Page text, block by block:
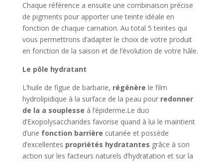
Chaque référence a ensuite une combinaison précise
de pigments pour apporter une teinte idéale en
fonction de chaque carnation. Au total 5 teintes qui
vous permettrons d’adapter le choix de votre produit
en fonction de la saison et de l’évolution de votre hâle.
Le pôle hydratant
L’huile de figue de barbarie, régénère le film
hydrolipidique à la surface de la peau pour redonner
de la a souplesse à l’épiderme.Le duo
d’Exopolysaccharides favorise quand à lui le maintient
d’une fonction barrière cutanée et possède
d’excellentes propriétés hydratantes grâce à son
action sur les facteurs naturels d’hydratation et sur la